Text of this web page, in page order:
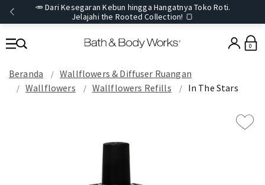
🥕 Dari Kesegaran Kebun hingga Hangatnya Toko Roti.
Jelajahi the Rooted Collection! 🍞
0
Beranda
Wallflowers & Diffuser Ruangan
Wallflowers
Wallflowers Refills In The Stars